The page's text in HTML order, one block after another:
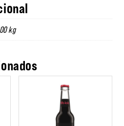
kg